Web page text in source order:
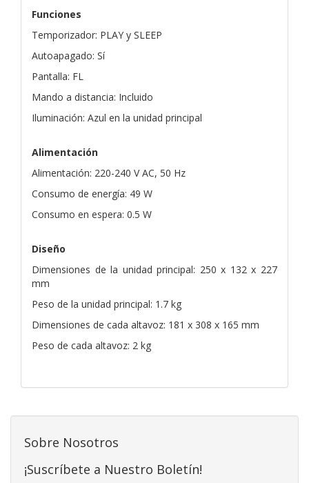
Funciones
Temporizador: PLAY y SLEEP
Autoapagado: Sí
Pantalla: FL
Mando a distancia: Incluido
Iluminación: Azul en la unidad principal
Alimentación
Alimentación: 220-240 V AC, 50 Hz
Consumo de energía: 49 W
Consumo en espera: 0.5 W
Diseño
Dimensiones de la unidad principal: 250 x 132 x 227
mm
Peso de la unidad principal: 1.7 kg
Dimensiones de cada altavoz: 181 x 308 x 165 mm
Peso de cada altavoz: 2 kg
Sobre Nosotros
¡Suscríbete a Nuestro Boletín!